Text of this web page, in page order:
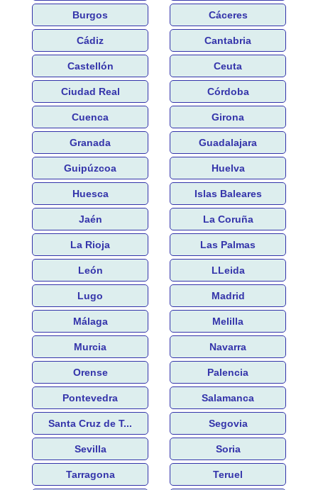
Burgos Cáceres
Cádiz Cantabria
Castellón Ceuta
Ciudad Real Córdoba
Cuenca Girona
Granada Guadalajara
Guipúzcoa Huelva
Huesca Islas Baleares
Jaén La Coruña
La Rioja Las Palmas
León LLeida
Lugo Madrid
Málaga Melilla
Murcia Navarra
Orense Palencia
Pontevedra Salamanca
Santa Cruz de T... Segovia
Sevilla Soria
Tarragona Teruel